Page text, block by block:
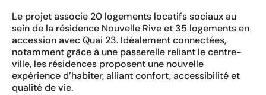
Le projet associe 20 logements locatifs sociaux au
sein de la résidence Nouvelle Rive et 35 logements en
accession avec Quai 23. Idéalement connectées,
notamment grâce à une passerelle reliant le centre-
ville, les résidences proposent une nouvelle
expérience d’habiter, alliant confort, accessibilité et
qualité de vie.